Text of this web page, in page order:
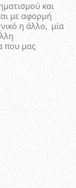
και
με αφορμή
η άλλο, μία
που μας